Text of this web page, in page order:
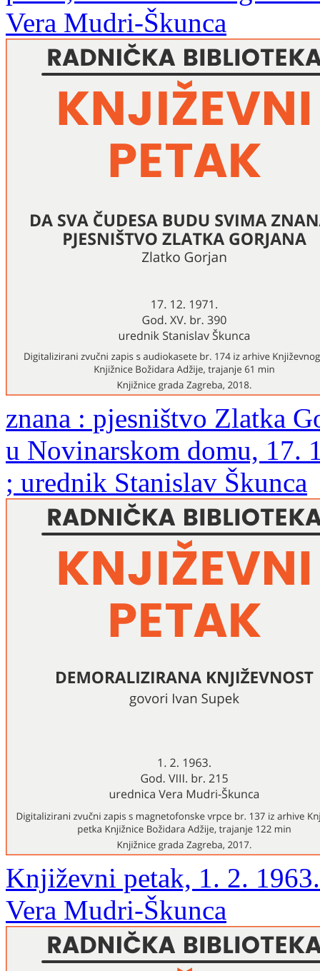
Vera Mudri-Škunca
znana : pjesništvo Zlatka
u Novinarskom domu, 17.
; urednik Stanislav Škunca
Književni petak, 1. 2.
Vera Mudri-Škunca